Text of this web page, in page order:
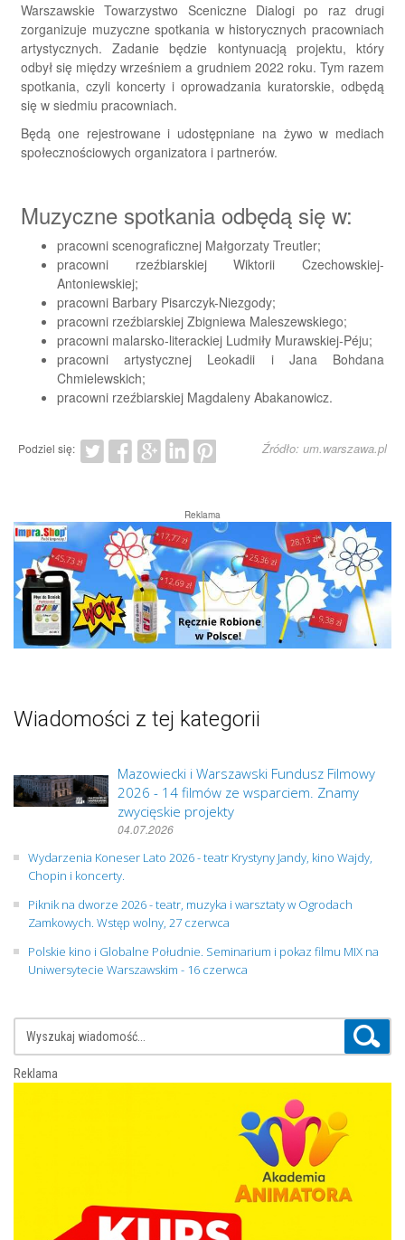
Warszawskie Towarzystwo Sceniczne Dialogi po raz drugi
zorganizuje muzyczne spotkania w historycznych pracowniach
artystycznych. Zadanie będzie kontynuacją projektu, który
odbył się między wrześniem a grudniem 2022 roku. Tym razem
spotkania, czyli koncerty i oprowadzania kuratorskie, odbędą
się w siedmiu pracowniach.
Będą one rejestrowane i udostępniane na żywo w mediach
społecznościowych organizatora i partnerów.
Muzyczne spotkania odbędą się w:
pracowni scenograficznej Małgorzaty Treutler;
pracowni rzeźbiarskiej Wiktorii Czechowskiej-
Antoniewskiej;
pracowni Barbary Pisarczyk-Niezgody;
pracowni rzeźbiarskiej Zbigniewa Maleszewskiego;
pracowni malarsko-literackiej Ludmiły Murawskiej-Péju;
pracowni artystycznej Leokadii i Jana Bohdana
Chmielewskich;
pracowni rzeźbiarskiej Magdaleny Abakanowicz.
Podziel się: Źródło: um.warszawa.pl
Reklama
Wiadomości z tej kategorii
Mazowiecki i Warszawski Fundusz Filmowy
2026 - 14 filmów ze wsparciem. Znamy
zwycięskie projekty
04.07.2026
Wydarzenia Koneser Lato 2026 - teatr Krystyny Jandy, kino Wajdy,
Chopin i koncerty.
Piknik na dworze 2026 - teatr, muzyka i warsztaty w Ogrodach
Zamkowych. Wstęp wolny, 27 czerwca
Polskie kino i Globalne Południe. Seminarium i pokaz filmu MIX na
Uniwersytecie Warszawskim - 16 czerwca
Reklama